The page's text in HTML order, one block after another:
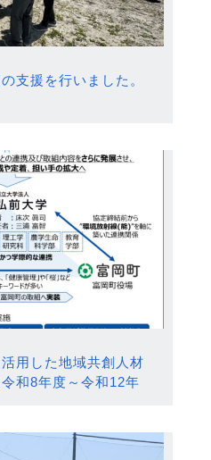
支援を行いました。
用した地域共創人材
和8年度～令和12年